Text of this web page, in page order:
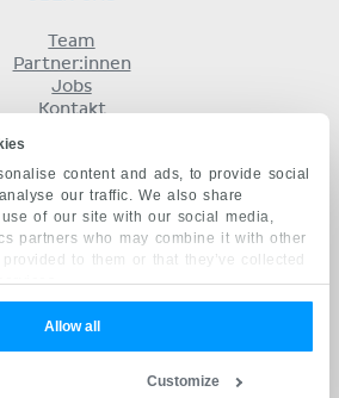
content and ads, to provide social
our traffic. We also share
of our site with our social media,
partners who may combine it with other
to them or that they’ve collected
Allow all
Customize
Team
Partner:innen
Jobs
Kontakt
Datenschutz
KENHUB AUF...
English
русский